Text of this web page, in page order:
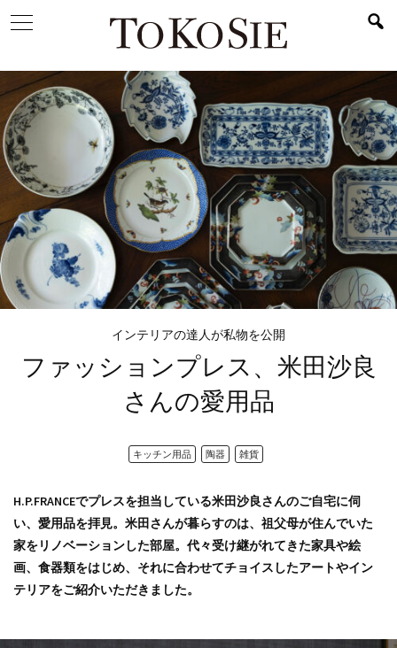
インテリアの達人が私物を公開
ファッションプレス、 米田沙良
さんの愛用品
キッチン用品 陶器 雑貨
H.P.FRANCEでプレスを担当している米田沙良さんのご自宅に伺
い、愛用品を拝見。米田さんが暮らすのは、祖父母が住んでいた
家をリノベーションした部屋。代々受け継がれてきた家具や絵
画、食器類をはじめ、それに合わせてチョイスしたアートやイン
テリアをご紹介いただきました。